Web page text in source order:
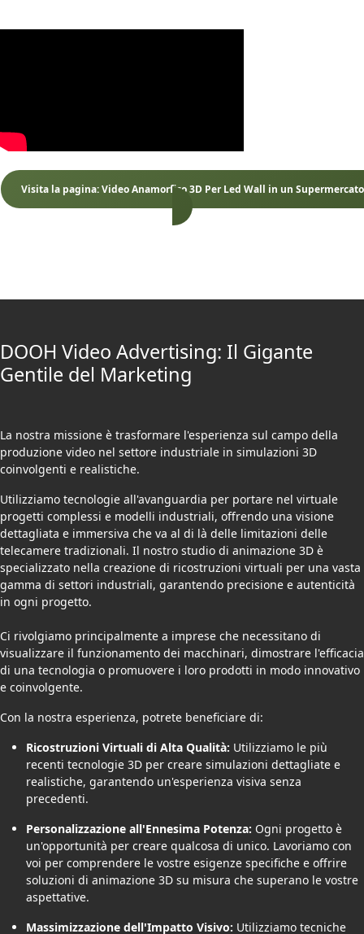
Visita la pagina: Video Anamorfico 3D Per Led Wall in un Supermercato
DOOH Video Advertising: Il Gigante
Gentile del Marketing
La nostra missione è trasformare l'esperienza sul campo della
produzione video nel settore industriale in simulazioni 3D
coinvolgenti e realistiche.
Utilizziamo tecnologie all'avanguardia per portare nel virtuale
progetti complessi e modelli industriali, offrendo una visione
dettagliata e immersiva che va al di là delle limitazioni delle
telecamere tradizionali. Il nostro studio di animazione 3D è
specializzato nella creazione di ricostruzioni virtuali per una vasta
gamma di settori industriali, garantendo precisione e autenticità
in ogni progetto.
Ci rivolgiamo principalmente a imprese che necessitano di
visualizzare il funzionamento dei macchinari, dimostrare l'efficacia
di una tecnologia o promuovere i loro prodotti in modo innovativo
e coinvolgente.
Con la nostra esperienza, potrete beneficiare di:
Ricostruzioni Virtuali di Alta Qualità: Utilizziamo le più
recenti tecnologie 3D per creare simulazioni dettagliate e
realistiche, garantendo un'esperienza visiva senza
precedenti.
Personalizzazione all'Ennesima Potenza: Ogni progetto è
un'opportunità per creare qualcosa di unico. Lavoriamo con
voi per comprendere le vostre esigenze specifiche e offrire
soluzioni di animazione 3D su misura che superano le vostre
aspettative.
Massimizzazione dell'Impatto Visivo: Utilizziamo tecniche